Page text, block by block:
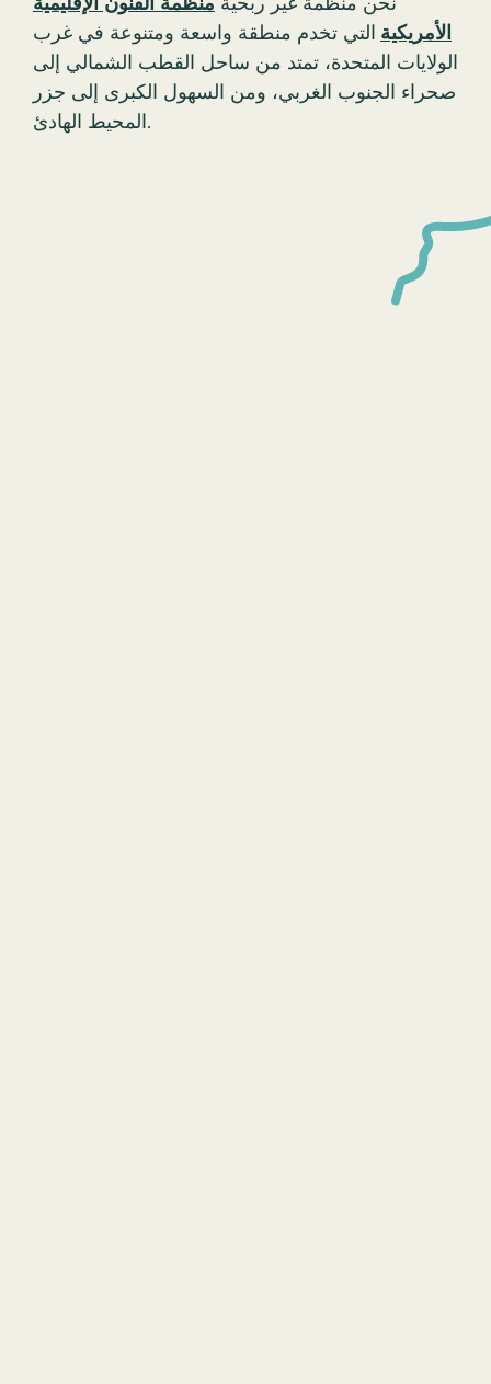
الأمريكية التي تخدم منطقة واسعة ومتنوعة في غرب
الولايات المتحدة، تمتد من ساحل القطب الشمالي إلى
صحراء الجنوب الغربي، ومن السهول الكبرى إلى جزر
المحيط الهادئ.